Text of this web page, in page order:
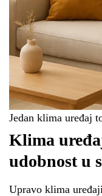
Jedan klima uređaj
Klima
udobnost u
Upravo klima